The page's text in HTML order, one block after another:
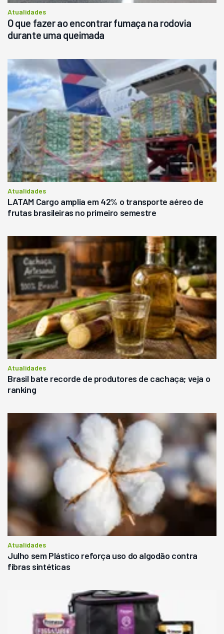
Atualidades
O que fazer ao encontrar fumaça na rodovia
durante uma queimada
Atualidades
LATAM Cargo amplia em 42% o transporte aéreo de
frutas brasileiras no primeiro semestre
Atualidades
Brasil bate recorde de produtores de cachaça; veja o
ranking
Atualidades
Julho sem Plástico reforça uso do algodão contra
fibras sintéticas